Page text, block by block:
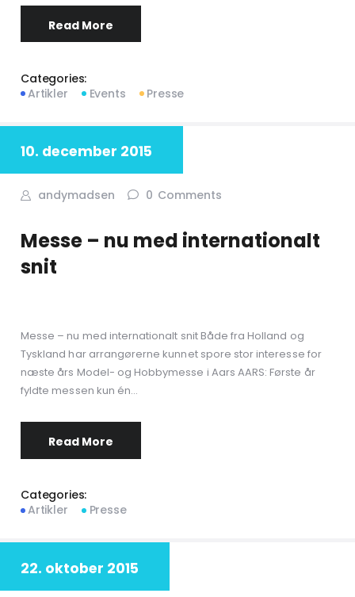
Read More
Categories:
Artikler
Events Presse
10. december 2015
andymadsen 0 Comments
Messe – nu med internationalt
snit
Messe – nu med internationalt snit Både fra Holland og
Tyskland har arrangørerne kunnet spore stor interesse for
næste års Model- og Hobbymesse i Aars AARS: Første år
fyldte messen kun én…
Read More
Categories:
Artikler
Presse
22. oktober 2015